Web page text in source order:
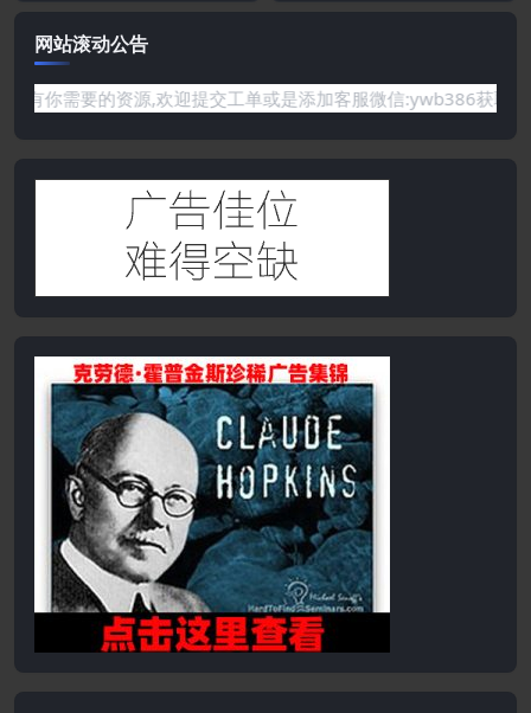
网站滚动公告
是网站没有你需要的资源,欢迎提交工单或是添加客服微信